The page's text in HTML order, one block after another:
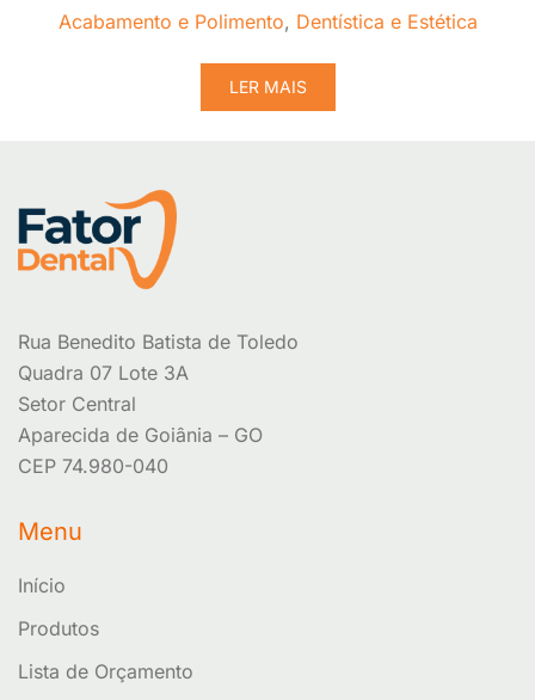
Acabamento e Polimento, Dentística e Estética
LER MAIS
Rua Benedito Batista de Toledo
Quadra 07 Lote 3A
Setor Central
Aparecida de Goiânia – GO
CEP 74.980-040
Menu
Início
Produtos
Lista de Orçamento